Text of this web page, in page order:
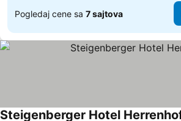
Pogledaj cene sa 7 sajtova
Steigenberger Hotel